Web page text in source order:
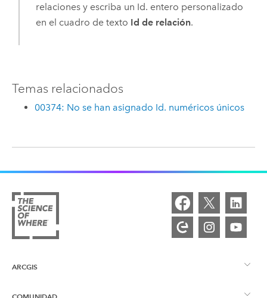
relaciones y escriba un Id. entero personalizado
en el cuadro de texto Id de relación.
Temas relacionados
00374: No se han asignado Id. numéricos únicos
ARCGIS